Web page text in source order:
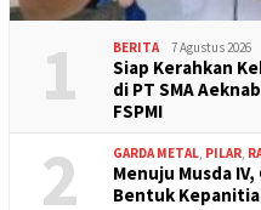
1 BERITA 7 Agustus 2026
Siap Kerahkan
di PT SMA
FSPMI
2 GARDA METAL PILAR
Menuju Musda
Bentuk